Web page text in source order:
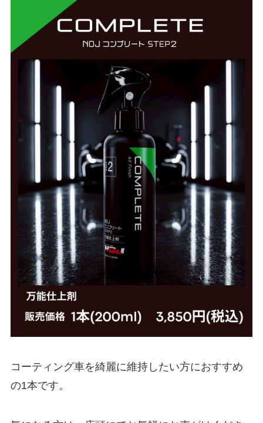
コーティング車を綺麗に維持したい方におすすめ
の1本です。